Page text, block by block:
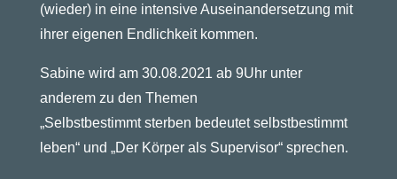
(wieder) in eine intensive Auseinandersetzung mit
ihrer eigenen Endlichkeit kommen.
Sabine wird am 30.08.2021 ab 9Uhr unter
anderem zu den Themen
„Selbstbestimmt sterben bedeutet selbstbestimmt
leben“ und „Der Körper als Supervisor“ sprechen.